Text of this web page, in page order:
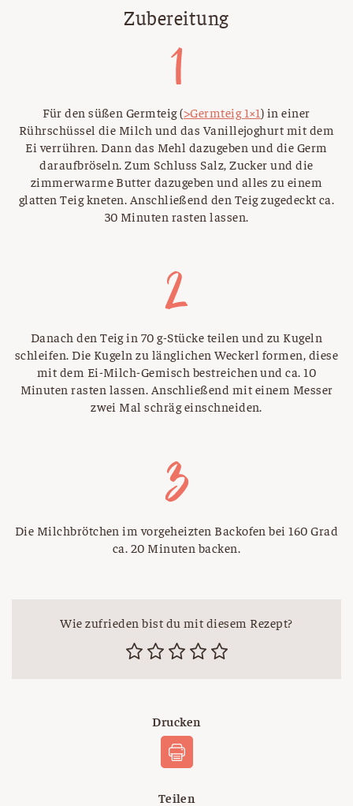
Zubereitung
Für den süßen Germteig (>Germteig 1×1) in einer
Rührschüssel die Milch und das Vanillejoghurt mit dem
Ei verrühren. Dann das Mehl dazugeben und die Germ
daraufbröseln. Zum Schluss Salz, Zucker und die
zimmerwarme Butter dazugeben und alles zu einem
glatten Teig kneten. Anschließend den Teig zugedeckt ca.
30 Minuten rasten lassen.
Danach den Teig in 70 g-Stücke teilen und zu Kugeln
schleifen. Die Kugeln zu länglichen Weckerl formen, diese
mit dem Ei-Milch-Gemisch bestreichen und ca. 10
Minuten rasten lassen. Anschließend mit einem Messer
zwei Mal schräg einschneiden.
Die Milchbrötchen im vorgeheizten Backofen bei 160 Grad
ca. 20 Minuten backen.
Wie zufrieden bist du mit diesem Rezept?
Drucken
Teilen